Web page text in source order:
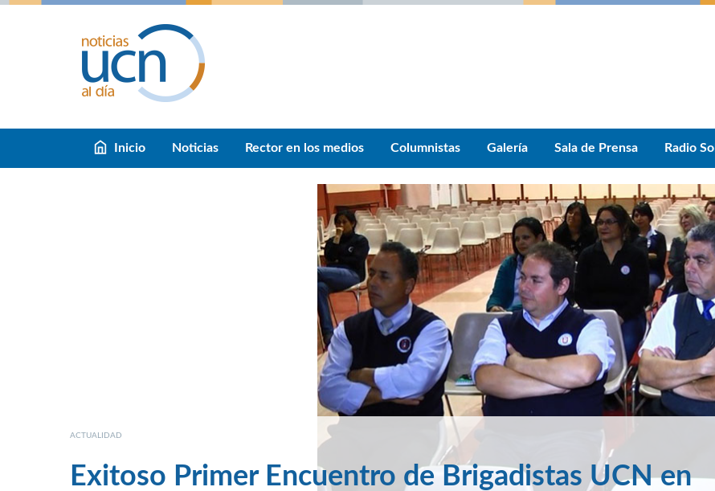
Inicio Noticias Rector en los medios Columnistas Galería Sala de Prensa Radio Sol
ACTUALIDAD
Exitoso Primer Encuentro de Brigadistas UCN en